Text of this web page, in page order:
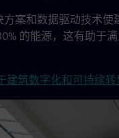
方案和数据驱动技术使
的能源，这有助于
建筑数字化和可持续